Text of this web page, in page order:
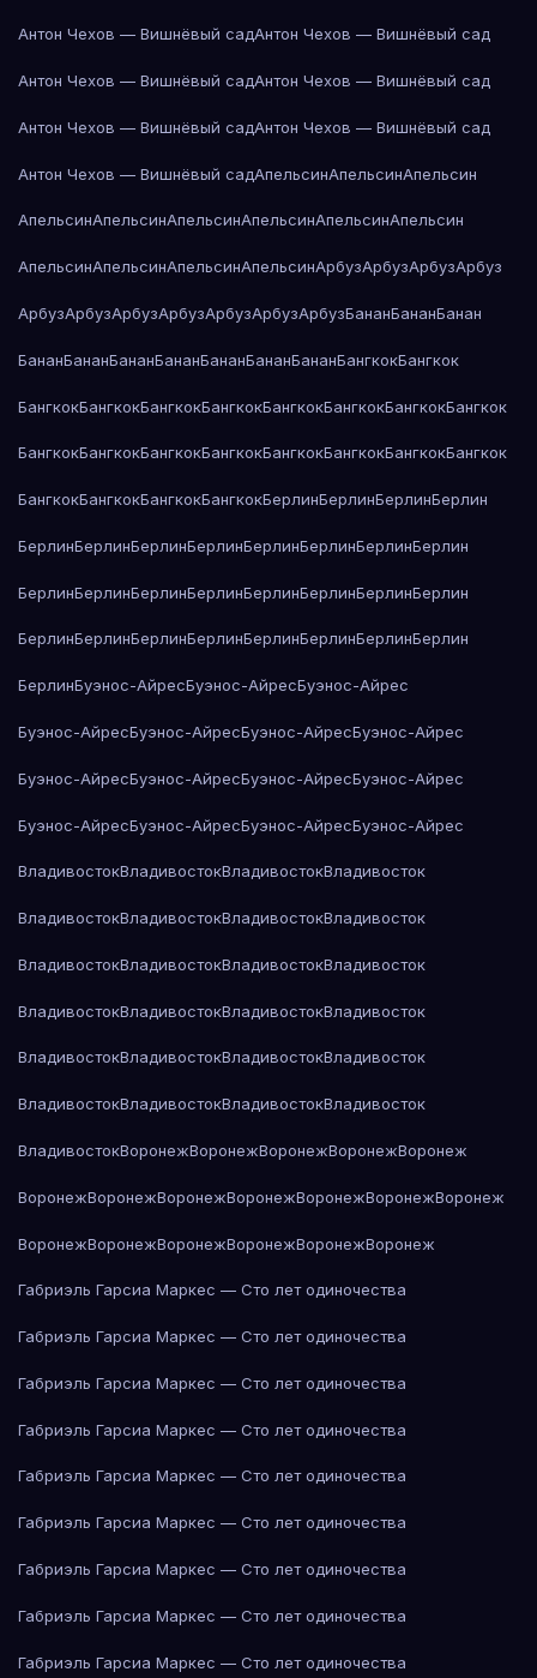
Антон Чехов — Вишнёвый садАнтон Чехов — Вишнёвый сад
Антон Чехов — Вишнёвый садАнтон Чехов — Вишнёвый сад
Антон Чехов — Вишнёвый садАнтон Чехов — Вишнёвый сад
Антон Чехов — Вишнёвый садАпельсинАпельсинАпельсин
АпельсинАпельсинАпельсинАпельсинАпельсинАпельсин
АпельсинАпельсинАпельсинАпельсинАрбузАрбузАрбузАрбуз
АрбузАрбузАрбузАрбузАрбузАрбузАрбузБананБананБанан
БананБананБананБананБананБананБананБангкокБангкок
БангкокБангкокБангкокБангкокБангкокБангкокБангкокБангкок
БангкокБангкокБангкокБангкокБангкокБангкокБангкокБангкок
БангкокБангкокБангкокБангкокБерлинБерлинБерлинБерлин
БерлинБерлинБерлинБерлинБерлинБерлинБерлинБерлин
БерлинБерлинБерлинБерлинБерлинБерлинБерлинБерлин
БерлинБерлинБерлинБерлинБерлинБерлинБерлинБерлин
БерлинБуэнос-АйресБуэнос-АйресБуэнос-Айрес
Буэнос-АйресБуэнос-АйресБуэнос-АйресБуэнос-Айрес
Буэнос-АйресБуэнос-АйресБуэнос-АйресБуэнос-Айрес
Буэнос-АйресБуэнос-АйресБуэнос-АйресБуэнос-Айрес
ВладивостокВладивостокВладивостокВладивосток
ВладивостокВладивостокВладивостокВладивосток
ВладивостокВладивостокВладивостокВладивосток
ВладивостокВладивостокВладивостокВладивосток
ВладивостокВладивостокВладивостокВладивосток
ВладивостокВладивостокВладивостокВладивосток
ВладивостокВоронежВоронежВоронежВоронежВоронеж
ВоронежВоронежВоронежВоронежВоронежВоронежВоронеж
ВоронежВоронежВоронежВоронежВоронежВоронеж
Габриэль Гарсиа Маркес — Сто лет одиночества
Габриэль Гарсиа Маркес — Сто лет одиночества
Габриэль Гарсиа Маркес — Сто лет одиночества
Габриэль Гарсиа Маркес — Сто лет одиночества
Габриэль Гарсиа Маркес — Сто лет одиночества
Габриэль Гарсиа Маркес — Сто лет одиночества
Габриэль Гарсиа Маркес — Сто лет одиночества
Габриэль Гарсиа Маркес — Сто лет одиночества
Габриэль Гарсиа Маркес — Сто лет одиночества